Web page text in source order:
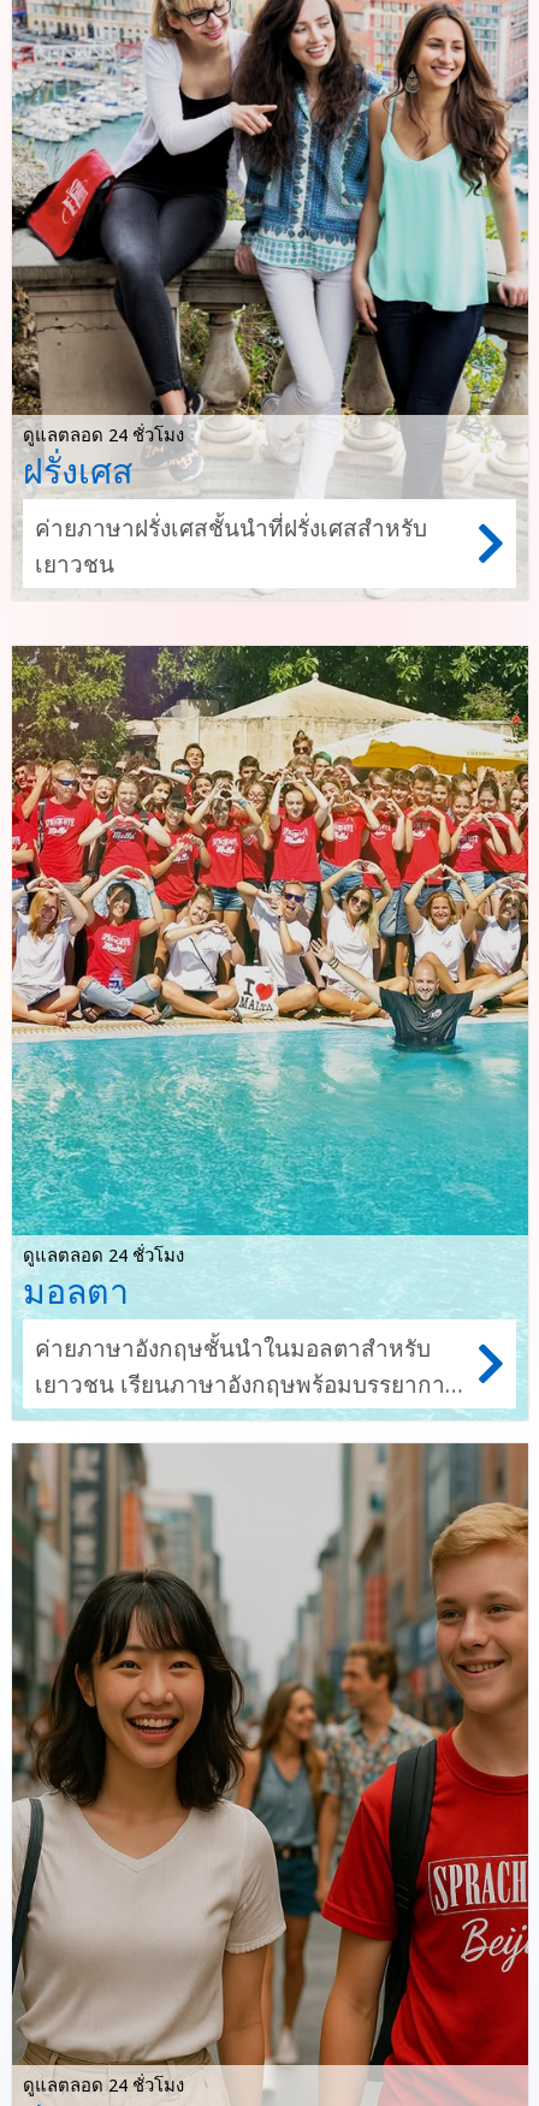
ดูแลตลอด 24 ชั่วโมง
ฝรั่งเศส
ค่ายภาษาฝรั่งเศสชั้นนำที่ฝรั่งเศสสำหรับ
เยาวชน
ดูแลตลอด 24 ชั่วโมง
มอลตา
ค่ายภาษาอังกฤษชั้นนำในมอลตาสำหรับ
เยาวชน เรียนภาษาอังกฤษพร้อมบรรยากาศ
แบบเมดิเตอร์เรเนียน
ดูแลตลอด 24 ชั่วโมง